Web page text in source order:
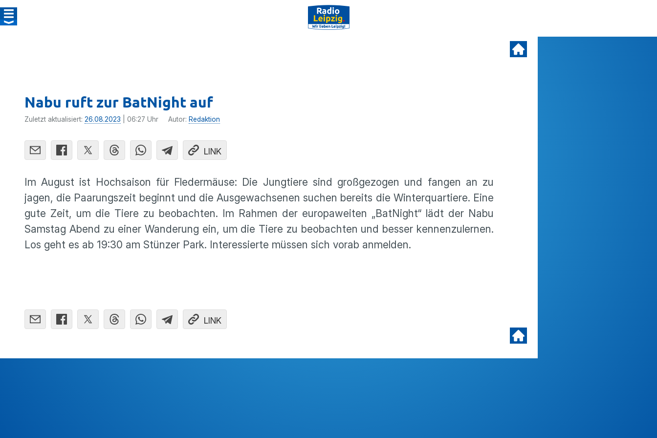
Nabu ruft zur BatNight auf
Zuletzt aktualisiert: 26.08.2023 | 06:27 Uhr Autor: Redaktion
LINK
Im August ist Hochsaison für Fledermäuse: Die Jungtiere sind großgezogen und fangen an zu
jagen, die Paarungszeit beginnt und die Ausgewachsenen suchen bereits die Winterquartiere. Eine
gute Zeit, um die Tiere zu beobachten. Im Rahmen der europaweiten „BatNight“ lädt der Nabu
Samstag Abend zu einer Wanderung ein, um die Tiere zu beobachten und besser kennenzulernen.
Los geht es ab 19:30 am Stünzer Park. Interessierte müssen sich vorab anmelden.
LINK